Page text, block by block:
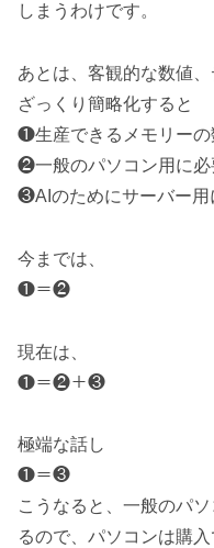
しまうわけです。
あとは、客観的な数値
ざっくり簡略化すると
❶生産できるメモリーの
❷一般のパソコン用に
❸AIのためにサーバー用
今までは、
❶＝❷
現在は、
❶＝❷＋❸
極端な話し
❶＝❸
こうなると、一般のパ
るので、パソコンは購入